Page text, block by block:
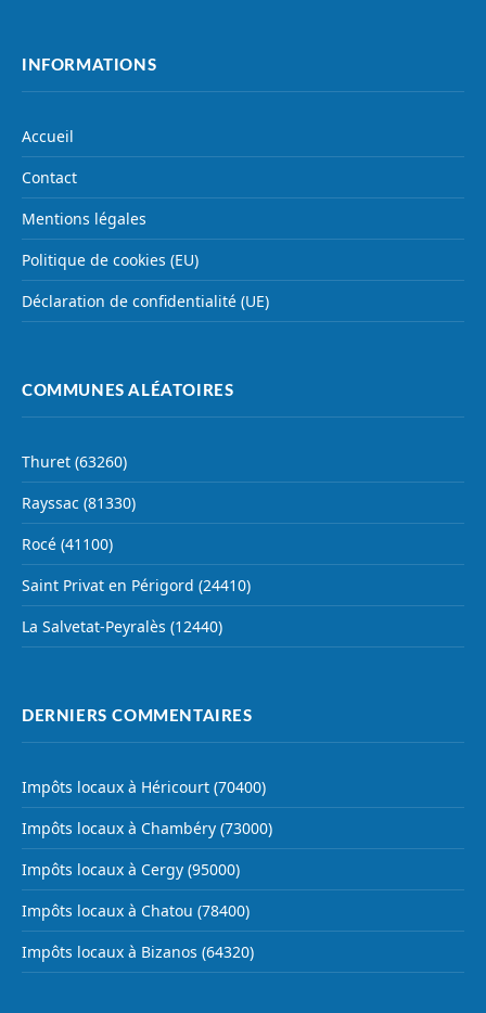
INFORMATIONS
Accueil
Contact
Mentions légales
Politique de cookies (EU)
Déclaration de confidentialité (UE)
COMMUNES ALÉATOIRES
Thuret (63260)
Rayssac (81330)
Rocé (41100)
Saint Privat en Périgord (24410)
La Salvetat-Peyralès (12440)
DERNIERS COMMENTAIRES
Impôts locaux à Héricourt (70400)
Impôts locaux à Chambéry (73000)
Impôts locaux à Cergy (95000)
Impôts locaux à Chatou (78400)
Impôts locaux à Bizanos (64320)